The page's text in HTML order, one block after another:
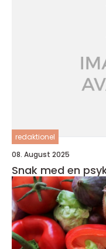
redaktionel
08. August 2025
Snak med en